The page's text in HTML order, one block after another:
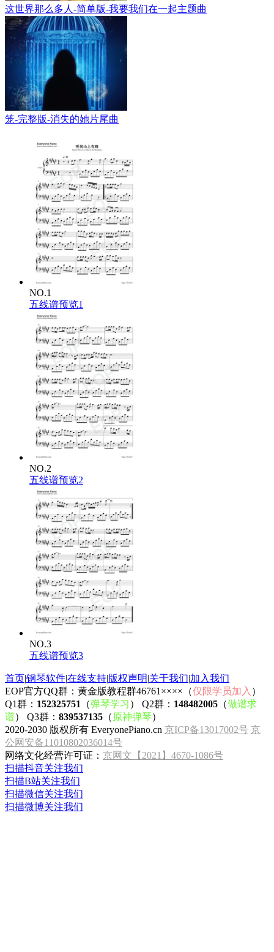
这世界那么多人-简单版-我要我们在一起主题曲
笼-完整版-消失的她片尾曲
NO.1
五线谱预览1
NO.2
五线谱预览2
NO.3
五线谱预览3
首页|钢琴软件|在线支持|版权声明|关于我们|加入我们
EOP官方QQ群：黄金版教程群46761××××（仅限学员加入 ）
Q1群： 152325751 （弹琴学习 ） Q2群： 148482005 （做谱求
谱） Q3群： 839537135 （ 原神弹琴）
2020-2030 版权所有 EveryonePiano.cn 京ICP备13017002号 京
公网安备11010802036014号
网络文化经营许可证： 京网文【2021】4670-1086号
扫描抖音关注我们
扫描B站关注我们
扫描微信关注我们
扫描微博关注我们